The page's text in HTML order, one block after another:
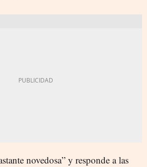
novedosa” y responde a las